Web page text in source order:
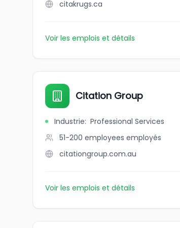
citakrugs.ca
Voir les emplois et détails
Citation Group
Industrie: Professional Services
51-200 employees employés
citationgroup.com.au
Voir les emplois et détails